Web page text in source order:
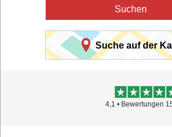
Suchen
Suche auf der
4,1 • Bewertungen